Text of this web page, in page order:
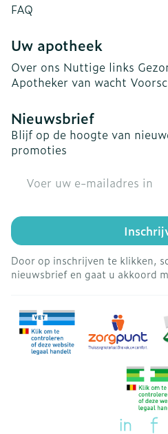
FAQ
Uw apotheek
Over ons Nuttige links
Apotheker van wacht
Nieuwsbrief
Blijf op de hoogte van
promoties
Door op inschrijven te klikken,
nieuwsbrief en gaat u akkoord